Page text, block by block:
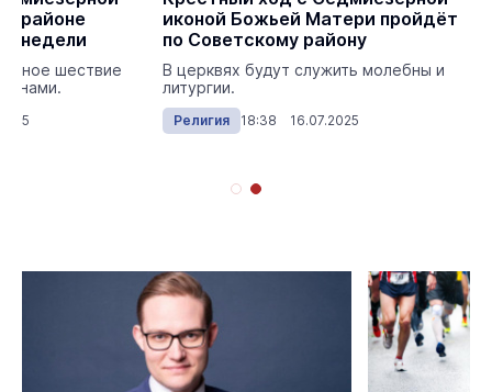
районе
недели
шествие
иконой Божьей Матери пройдёт
по Советскому району
В церквях будут служить молебны и
литургии.
Религия 18:38 16.07.2025